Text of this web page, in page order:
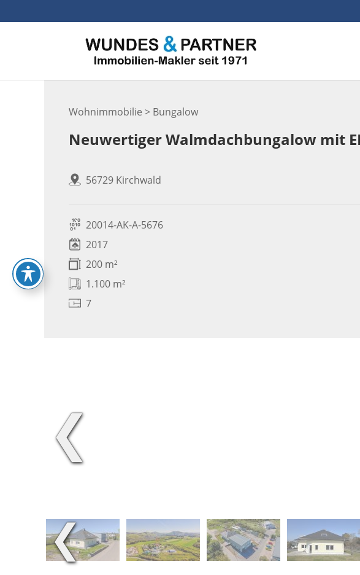
Wohnimmobilie > Bungalow
Neuwertiger Walmdachbungalow mit
56729 Kirchwald
20014-AK-A-5676
2017
200 m²
1.100 m²
7
❮
❮